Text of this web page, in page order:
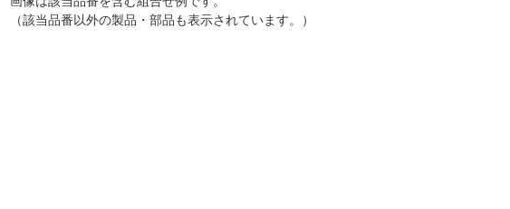
（該当品番以外の製品・部品も表示されています。）